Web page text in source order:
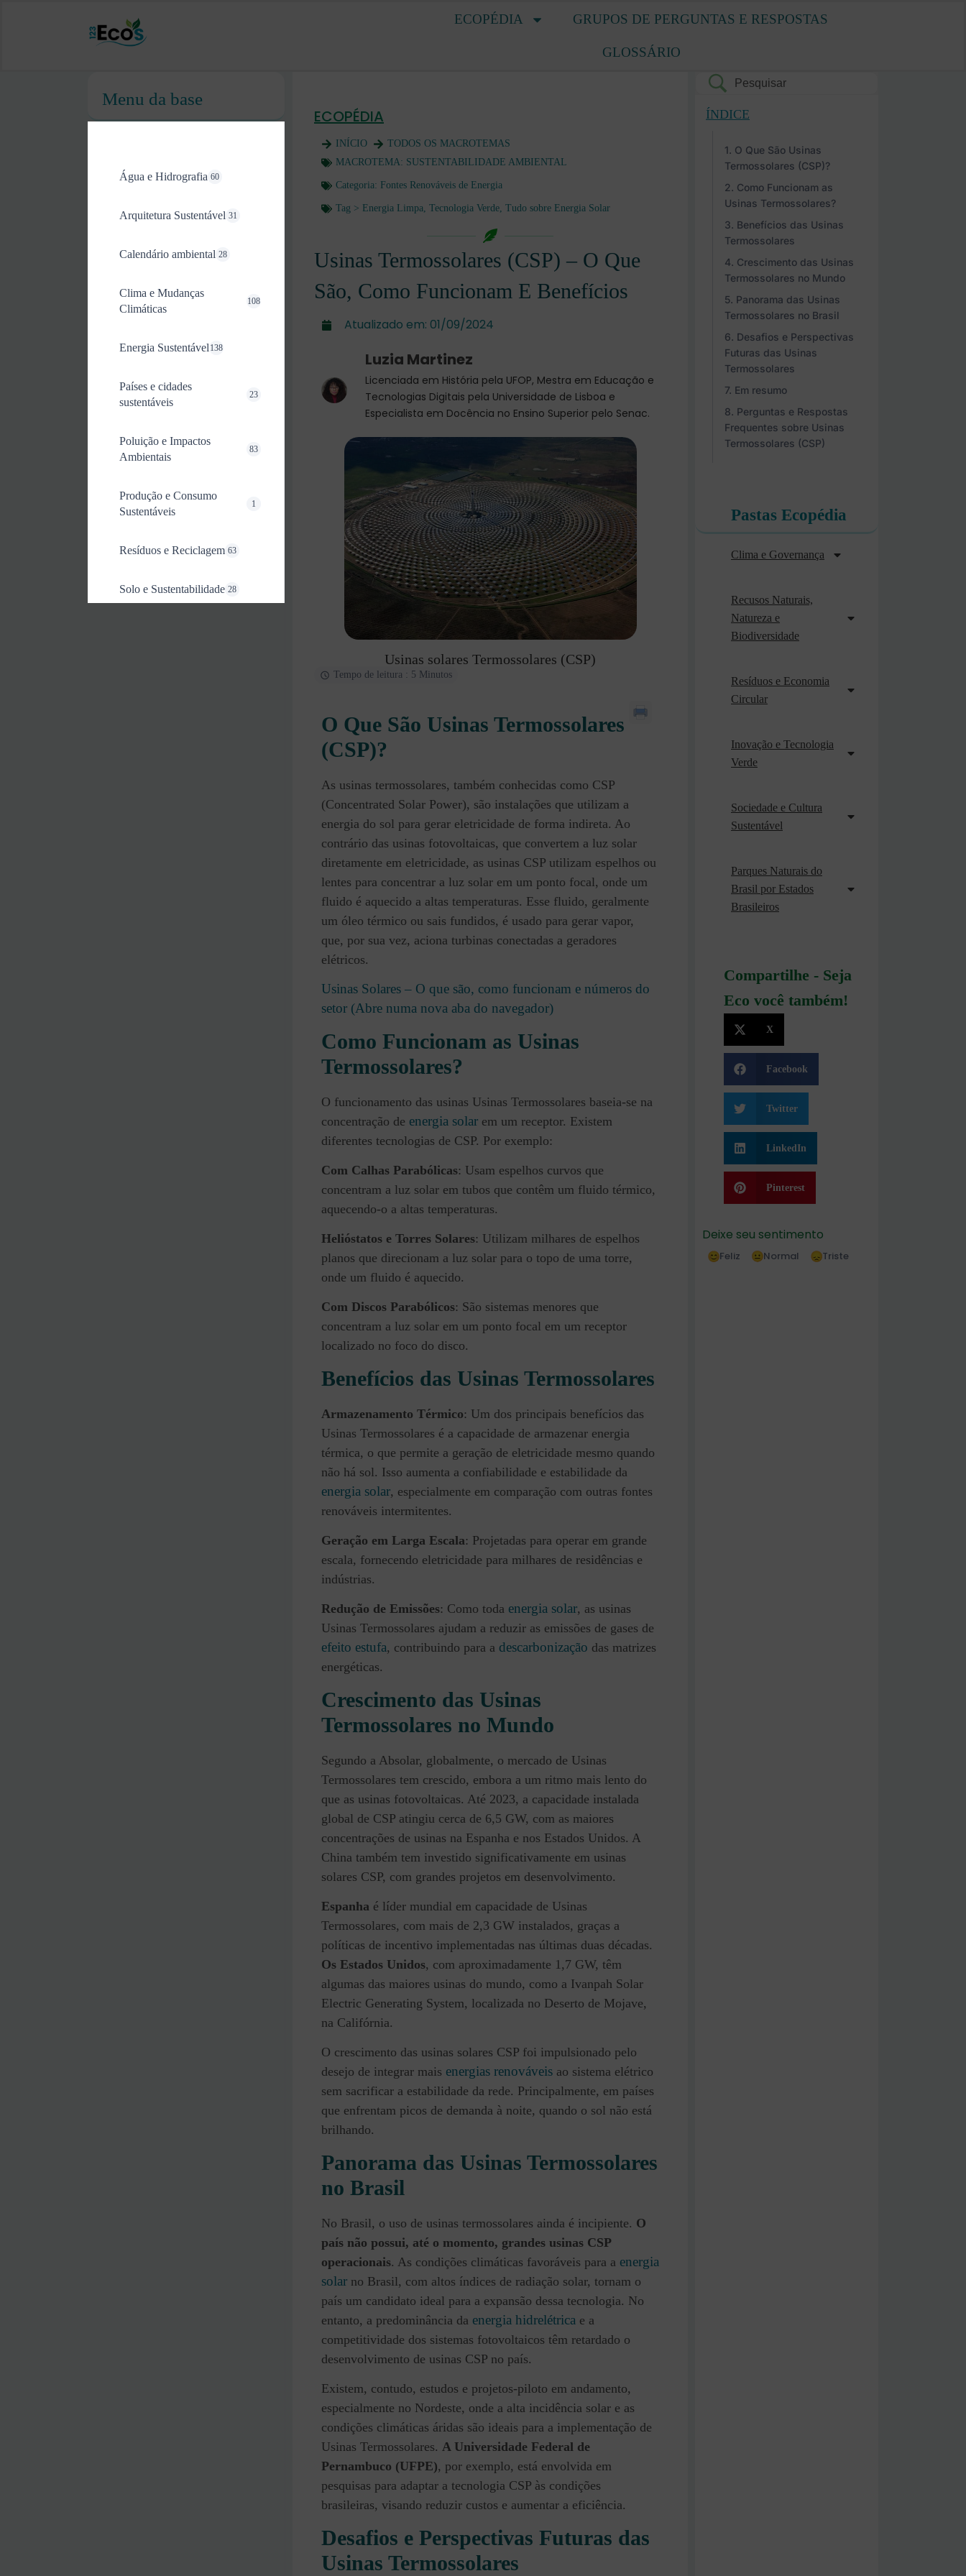
ECOPÉDIA GRUPOS DE PERGUNTAS E RESPOSTAS
GLOSSÁRIO
Menu da base
Água e Hidrografia 60
Arquitetura Sustentável 31
Calendário ambiental 28
Clima e Mudanças
Climáticas
108
Energia Sustentável 138
Países e cidades
sustentáveis
23
Poluição e Impactos
Ambientais
83
Produção e Consumo
Sustentáveis
1
Resíduos e Reciclagem 63
Solo e Sustentabilidade 28
ECOPÉDIA
INÍCIO
TODOS OS MACROTEMAS
MACROTEMA: SUSTENTABILIDADE AMBIENTAL
Categoria: Fontes Renováveis de Energia
Tag > Energia Limpa, Tecnologia Verde, Tudo sobre Energia Solar
Usinas Termossolares (CSP) – O Que
São, Como Funcionam E Benefícios
Atualizado em: 01/09/2024
Luzia Martinez
Licenciada em História pela UFOP, Mestra em Educação e
Tecnologias Digitais pela Universidade de Lisboa e
Especialista em Docência no Ensino Superior pelo Senac.
Usinas solares Termossolares (CSP)
Tempo de leitura : 5 Minutos
O Que São Usinas Termossolares
(CSP)?
As usinas termossolares, também conhecidas como CSP
(Concentrated Solar Power), são instalações que utilizam a
energia do sol para gerar eletricidade de forma indireta. Ao
contrário das usinas fotovoltaicas, que convertem a luz solar
diretamente em eletricidade, as usinas CSP utilizam espelhos ou
lentes para concentrar a luz solar em um ponto focal, onde um
fluido é aquecido a altas temperaturas. Esse fluido, geralmente
um óleo térmico ou sais fundidos, é usado para gerar vapor,
que, por sua vez, aciona turbinas conectadas a geradores
elétricos.
Usinas Solares – O que são, como funcionam e números do
setor (Abre numa nova aba do navegador)
Como Funcionam as Usinas
Termossolares?
O funcionamento das usinas Usinas Termossolares baseia-se na
concentração de energia solar em um receptor. Existem
diferentes tecnologias de CSP. Por exemplo:
Com Calhas Parabólicas: Usam espelhos curvos que
concentram a luz solar em tubos que contêm um fluido térmico,
aquecendo-o a altas temperaturas.
Helióstatos e Torres Solares: Utilizam milhares de espelhos
planos que direcionam a luz solar para o topo de uma torre,
onde um fluido é aquecido.
Com Discos Parabólicos: São sistemas menores que
concentram a luz solar em um ponto focal em um receptor
localizado no foco do disco.
Benefícios das Usinas Termossolares
Armazenamento Térmico: Um dos principais benefícios das
Usinas Termossolares é a capacidade de armazenar energia
térmica, o que permite a geração de eletricidade mesmo quando
não há sol. Isso aumenta a confiabilidade e estabilidade da
energia solar, especialmente em comparação com outras fontes
renováveis intermitentes.
Geração em Larga Escala: Projetadas para operar em grande
escala, fornecendo eletricidade para milhares de residências e
indústrias.
Redução de Emissões: Como toda energia solar, as usinas
Usinas Termossolares ajudam a reduzir as emissões de gases de
efeito estufa, contribuindo para a descarbonização das matrizes
energéticas.
Crescimento das Usinas
Termossolares no Mundo
Segundo a Absolar, globalmente, o mercado de Usinas
Termossolares tem crescido, embora a um ritmo mais lento do
que as usinas fotovoltaicas. Até 2023, a capacidade instalada
global de CSP atingiu cerca de 6,5 GW, com as maiores
concentrações de usinas na Espanha e nos Estados Unidos. A
China também tem investido significativamente em usinas
solares CSP, com grandes projetos em desenvolvimento.
Espanha é líder mundial em capacidade de Usinas
Termossolares, com mais de 2,3 GW instalados, graças a
políticas de incentivo implementadas nas últimas duas décadas.
Os Estados Unidos, com aproximadamente 1,7 GW, têm
algumas das maiores usinas do mundo, como a Ivanpah Solar
Electric Generating System, localizada no Deserto de Mojave,
na Califórnia.
O crescimento das usinas solares CSP foi impulsionado pelo
desejo de integrar mais energias renováveis ao sistema elétrico
sem sacrificar a estabilidade da rede. Principalmente, em países
que enfrentam picos de demanda à noite, quando o sol não está
brilhando.
Panorama das Usinas Termossolares
no Brasil
No Brasil, o uso de usinas termossolares ainda é incipiente. O
país não possui, até o momento, grandes usinas CSP
operacionais. As condições climáticas favoráveis para a energia
solar no Brasil, com altos índices de radiação solar, tornam o
país um candidato ideal para a expansão dessa tecnologia. No
entanto, a predominância da energia hidrelétrica e a
competitividade dos sistemas fotovoltaicos têm retardado o
desenvolvimento de usinas CSP no país.
Existem, contudo, estudos e projetos-piloto em andamento,
especialmente no Nordeste, onde a alta incidência solar e as
condições climáticas áridas são ideais para a implementação de
Usinas Termossolares. A Universidade Federal de
Pernambuco (UFPE), por exemplo, está envolvida em
pesquisas para adaptar a tecnologia CSP às condições
brasileiras, visando reduzir custos e aumentar a eficiência​.
Desafios e Perspectivas Futuras das
Usinas Termossolares
ÍNDICE
O Que São Usinas
Termossolares (CSP)?
Como Funcionam as
Usinas Termossolares?
Benefícios das Usinas
Termossolares
Crescimento das Usinas
Termossolares no Mundo
Panorama das Usinas
Termossolares no Brasil
Desafios e Perspectivas
Futuras das Usinas
Termossolares
Em resumo
Perguntas e Respostas
Frequentes sobre Usinas
Termossolares (CSP)
Pastas Ecopédia
Clima e Governança
Recusos Naturais,
Natureza e
Biodiversidade
Resíduos e Economia
Circular
Inovação e Tecnologia
Verde
Sociedade e Cultura
Sustentável
Parques Naturais do
Brasil por Estados
Brasileiros
Compartilhe - Seja
Eco você também!
X
Facebook
Twitter
LinkedIn
Pinterest
Deixe seu sentimento
Feliz Normal Triste